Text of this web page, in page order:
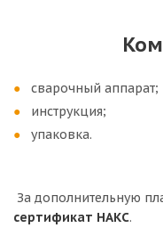
сварочный аппарат;
инструкция;
упаковка.
За дополнительную
сертификат НАКС.